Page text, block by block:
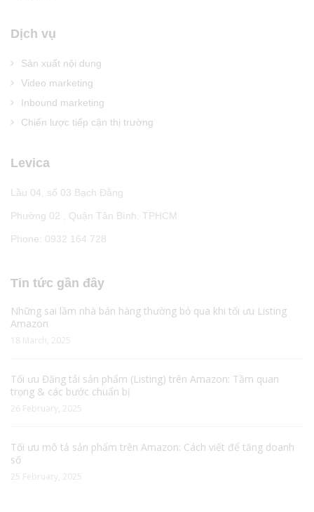
Dịch vụ
Sản xuất nội dung
Video marketing
Inbound marketing
Chiến lược tiếp cận thị trường
Levica
Lầu 04, số 03 Bạch Đằng
Phường 02 , Quận Tân Bình, TPHCM
Phone: 0932 164 728
Tin tức gần đây
Những sai lầm nhà bán hàng thường bỏ qua khi tối ưu Listing
Amazon
18 March, 2025
Tối ưu Đăng tải sản phẩm (Listing) trên Amazon: Tầm quan
trọng & các bước chuẩn bị
26 February, 2025
Tối ưu mô tả sản phẩm trên Amazon: Cách viết để tăng doanh
số
25 February, 2025